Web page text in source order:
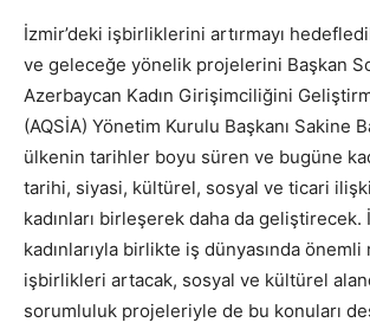
İzmir’deki işbirliklerini artırmayı
ve geleceğe yönelik projelerini Başkan
Azerbaycan Kadın Girişimciliğini
(AQSİA) Yönetim Kurulu Başkanı Sakine
ülkenin tarihler boyu süren ve bugüne
tarihi, siyasi, kültürel, sosyal ve ticari
kadınları birleşerek daha da geliştirecek.
kadınlarıyla birlikte iş dünyasında önemli
işbirlikleri artacak, sosyal ve kültürel
sorumluluk projeleriyle de bu konuları